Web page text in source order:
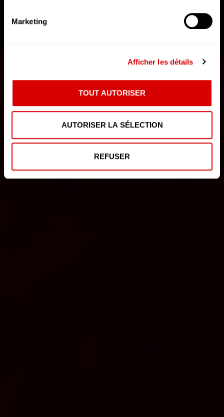
Marketing
Afficher les détails
TOUT AUTORISER
AUTORISER LA SÉLECTION
REFUSER
DÉCOUVRIR L'AFTERMOVIE